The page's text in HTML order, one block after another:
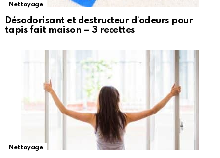
Nettoyage
Désodorisant et destructeur d’odeurs pour
tapis fait maison – 3 recettes
Nettoyage